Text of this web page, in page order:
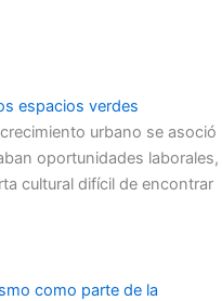
espacios verdes
urbano se asoció
oportunidades laborales,
cultural difícil de encontrar
como parte de la